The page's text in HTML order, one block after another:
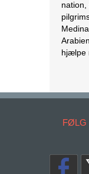
De
par af
Costa
Dunia
på
og
FØLG